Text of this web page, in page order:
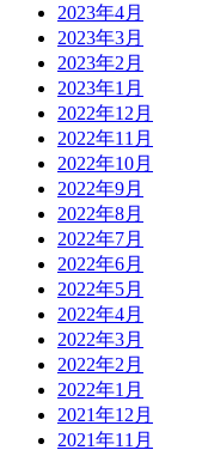
2023年4月
2023年3月
2023年2月
2023年1月
2022年12月
2022年11月
2022年10月
2022年9月
2022年8月
2022年7月
2022年6月
2022年5月
2022年4月
2022年3月
2022年2月
2022年1月
2021年12月
2021年11月